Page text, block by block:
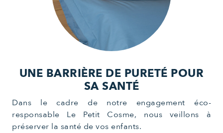
UNE BARRIÈRE DE PURETÉ POUR
SA SANTÉ
Dans le cadre de notre engagement éco-
responsable Le Petit Cosme, nous veillons à
préserver la santé de vos enfants.